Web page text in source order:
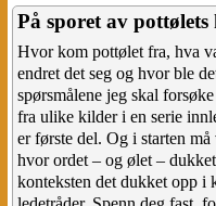
På sporet av pottølets
Hvor kom pottølet fra, hva
endret det seg og hvor ble
spørsmålene jeg skal
fra ulike kilder i en serie
er første del. Og i starten
hvor ordet – og ølet –
konteksten det dukket opp i